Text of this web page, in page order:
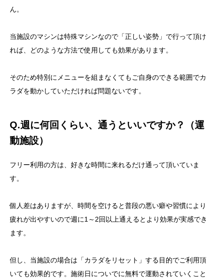
ん。
当施設のマシンは特殊マシンなので「正しい姿勢」で行って頂け
れば、どのような方法で使用しても効果があります。
そのため特別にメニューを組まなくてもご自身のできる範囲でカ
ラダを動かしていただければ問題ないです。
Q.週に何回くらい、通うといいですか？（運
動施設）
フリー利用の方は、好きな時間に来れるだけ通って頂いていま
す。
個人差はありますが、時間を空けると普段の悪い癖や習慣により
疲れが出やすいので週に1～2回以上通えるとより効果が実感でき
ます。
但し、当施設の場合は「カラダをリセット」する目的でご利用頂
いても効果的です。施術日についでに無料で運動されていくこと